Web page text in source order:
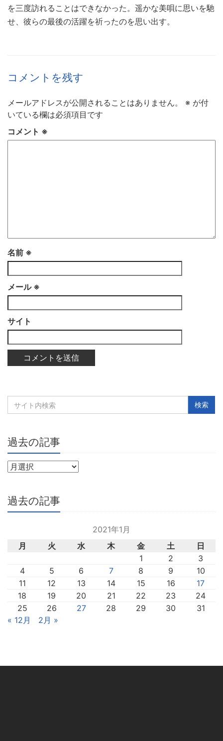
を三度訪れることはできなかった。遥かな美唄に思いを馳
せ、彼らの最後の活躍を祈ったのを思い出す。
コメントを残す
メールアドレスが公開されることはありません。 ※ が付
いている欄は必須項目です
コメント ※
名前 ※
メール ※
サイト
過去の記事
過去の記事
2021年1月
月
火 水 木 金 土
日
1
2
3
4
5 6 7 8 9
10
11
12 13 14 15 16
17
18
19 20 21 22 23
24
25
26 27 28 29 30
31
« 12月
2月 »